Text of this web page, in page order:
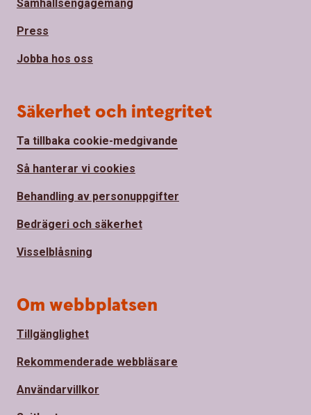
Samhällsengagemang
Press
Jobba hos oss
Säkerhet och integritet
Ta tillbaka cookie-medgivande
Så hanterar vi cookies
Behandling av personuppgifter
Bedrägeri och säkerhet
Visselblåsning
Om webbplatsen
Tillgänglighet
Rekommenderade webbläsare
Användarvillkor